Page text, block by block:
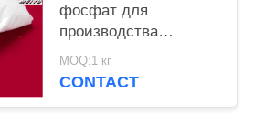
фосфат для
производства
водяной краски с
низким содержанием
MOQ:1 кг
CONTACT